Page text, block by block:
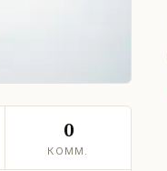
0
КОММ.